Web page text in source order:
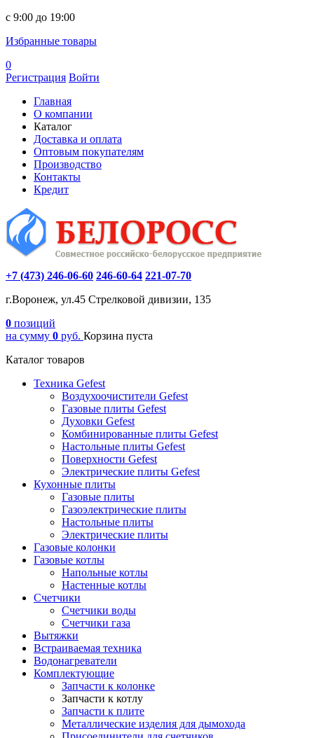
c 9:00 до 19:00
Избранные товары
0
Регистрация Войти
Главная
О компании
Каталог
Доставка и оплата
Оптовым покупателям
Производство
Контакты
Кредит
+7 (473) 246-06-60 246-60-64 221-07-70
г.Воронеж, ул.45 Стрелковой дивизии, 135
0 позиций
на сумму 0 руб. Корзина пуста
Каталог товаров
Техника Gefest
Воздухоочистители Gefest
Газовые плиты Gefest
Духовки Gefest
Комбинированные плиты Gefest
Настольные плиты Gefest
Поверхности Gefest
Электрические плиты Gefest
Кухонные плиты
Газовые плиты
Газоэлектрические плиты
Настольные плиты
Электрические плиты
Газовые колонки
Газовые котлы
Напольные котлы
Настенные котлы
Счетчики
Счетчики воды
Счетчики газа
Вытяжки
Встраиваемая техника
Водонагреватели
Комплектующие
Запчасти к колонке
Запчасти к котлу
Запчасти к плите
Металлические изделия для дымохода